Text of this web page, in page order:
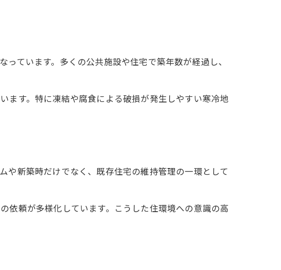
較
由
イント
ています。多くの公共施設や住宅で築年数が経過し、
ます。特に凍結や腐食による破損が発生しやすい寒冷地
や新築時だけでなく、既存住宅の維持管理の一環として
依頼が多様化しています。こうした住環境への意識の高